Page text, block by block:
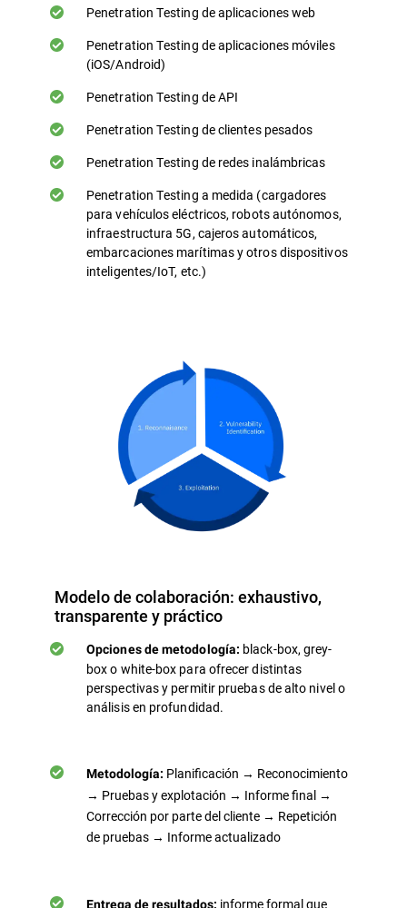
Penetration Testing de aplicaciones web
Penetration Testing de aplicaciones móviles
(iOS/Android)
Penetration Testing de API
Penetration Testing de clientes pesados
Penetration Testing de redes inalámbricas
Penetration Testing a medida (cargadores
para vehículos eléctricos, robots autónomos,
infraestructura 5G, cajeros automáticos,
embarcaciones marítimas y otros dispositivos
inteligentes/IoT, etc.)
Modelo de colaboración: exhaustivo,
transparente y práctico
Opciones de metodología: black-box, grey-
box o white-box para ofrecer distintas
perspectivas y permitir pruebas de alto nivel o
análisis en profundidad.
Metodología: Planificación → Reconocimiento
→ Pruebas y explotación → Informe final →
Corrección por parte del cliente → Repetición
de pruebas → Informe actualizado
Entrega de resultados: informe formal que